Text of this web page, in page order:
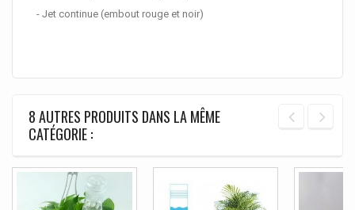
- Jet continue (embout rouge et noir)
8 AUTRES PRODUITS DANS LA MÊME
CATÉGORIE :